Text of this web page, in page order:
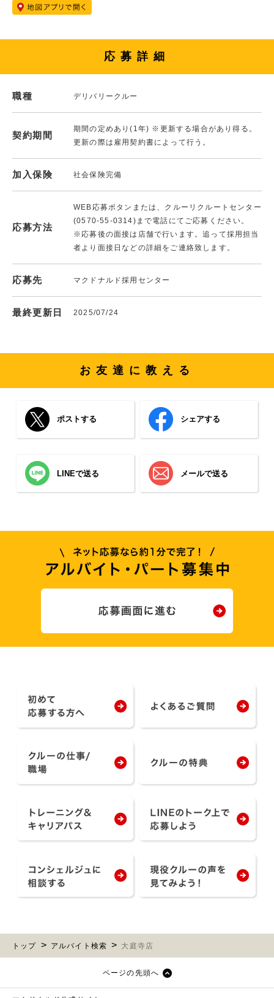
応募詳細
職種 デリバリークルー
契約期間
期間の定めあり(1年) ※更新する場合があり得る。
更新の際は雇用契約書によって行う。
加入保険 社会保険完備
応募方法
WEB応募ボタンまたは、クルーリクルートセンター
(0570-55-0314)まで電話にてご応募ください。
※応募後の面接は店舗で行います。追って採用担当
者より面接日などの詳細をご連絡致します。
応募先 マクドナルド採用センター
最終更新日 2025/07/24
お友達に教える
ポストする シェアする
LINEで送る メールで送る
トップ アルバイト検索 大庭寺店
ページの先頭へ